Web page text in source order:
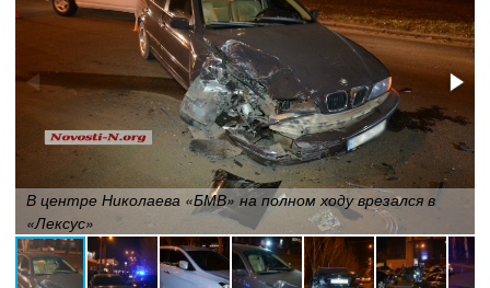
В центре Николаева «БМВ» на полном ходу врезался в
«Лексус»